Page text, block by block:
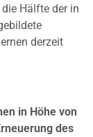
die Hälfte der in
derzeit
in Höhe von
des